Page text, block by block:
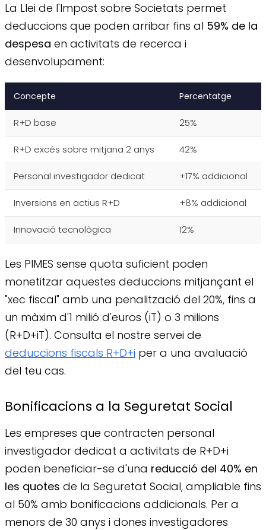
La Llei de l'Impost sobre Societats permet
deduccions que poden arribar fins al 59% de la
despesa en activitats de recerca i
desenvolupament:
Concepte Percentatge
R+D base 25%
R+D excés sobre mitjana 2 anys 42%
Personal investigador dedicat +17% addicional
Inversions en actius R+D +8% addicional
Innovació tecnològica 12%
Les PIMES sense quota suficient poden
monetitzar aquestes deduccions mitjançant el
"xec fiscal" amb una penalització del 20%, fins a
un màxim d'1 milió d'euros (iT) o 3 milions
(R+D+iT). Consulta el nostre servei de
deduccions fiscals R+D+i per a una avaluació
del teu cas.
Bonificacions a la Seguretat Social
Les empreses que contracten personal
investigador dedicat a activitats de R+D+i
poden beneficiar-se d'una reducció del 40% en
les quotes de la Seguretat Social, ampliable fins
al 50% amb bonificacions addicionals. Per a
menors de 30 anys i dones investigadores